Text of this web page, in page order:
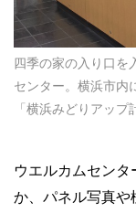
四季の家の入り口を
センター。横浜市内
「横浜みどりアップ
ウエルカムセン
か、パネル写真や